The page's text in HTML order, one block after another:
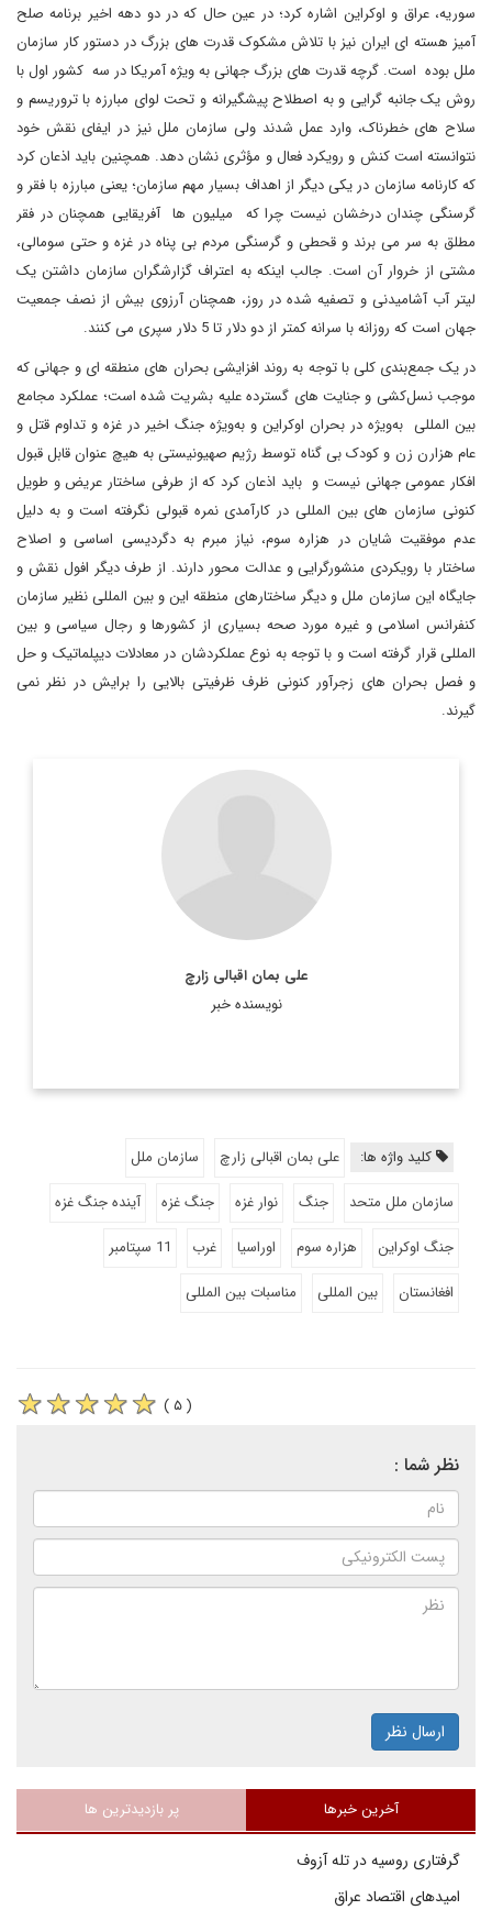
سوریه، عراق و اوکراین اشاره کرد؛ در عین حال که در دو دهه اخیر برنامه صلح
آمیز هسته ای ایران نیز با تلاش مشکوک قدرت های بزرگ در دستور کار سازمان
ملل بوده است. گرچه قدرت های بزرگ جهانی به ویژه آمریکا در سه کشور اول با
روش یک جانبه گرایی و به اصطلاح پیشگیرانه و تحت لوای مبارزه با تروریسم و
سلاح های خطرناک، وارد عمل شدند ولی سازمان ملل نیز در ایفای نقش خود
نتوانسته است کنش و رویکرد فعال و مؤثری نشان دهد. همچنین باید اذعان کرد
که کارنامه سازمان در یکی دیگر از اهداف بسیار مهم سازمان؛ یعنی مبارزه با فقر و
گرسنگی چندان درخشان نیست چرا که میلیون ها آفریقایی همچنان در فقر
مطلق به سر می برند و قحطی و گرسنگی مردم بی پناه در غزه و حتی سومالی،
مشتی از خروار آن است. جالب اینکه به اعتراف گزارشگران سازمان داشتن یک
لیتر آب آشامیدنی و تصفیه شده در روز، همچنان آرزوی بیش از نصف جمعیت
جهان است که روزانه با سرانه کمتر از دو دلار تا 5 دلار سپری می کنند.
در یک جمع‌بندی کلی با توجه به روند افزایشی بحران های منطقه ای و جهانی که
موجب نسل‌کشی و جنایت های گسترده علیه بشریت شده است؛ عملکرد مجامع
بین المللی به‌ویژه در بحران اوکراین و به‌ویژه جنگ اخیر در غزه و تداوم قتل و
عام هزارن زن و کودک بی گناه توسط رژیم صهیونیستی به هیچ عنوان قابل قبول
افکار عمومی جهانی نیست و باید اذعان کرد که از طرفی ساختار عریض و طویل
کنونی سازمان های بین المللی در کارآمدی نمره قبولی نگرفته است و به دلیل
عدم موفقیت شایان در هزاره سوم، نیاز مبرم به دگردیسی اساسی و اصلاح
ساختار با رویکردی منشورگرایی و عدالت محور دارند. از طرف دیگر افول نقش و
جایگاه این سازمان ملل و دیگر ساختارهای منطقه این و بین المللی نظیر سازمان
کنفرانس اسلامی و غیره مورد صحه بسیاری از کشورها و رجال سیاسی و بین
المللی قرار گرفته است و با توجه به نوع عملکردشان در معادلات دیپلماتیک و حل
و فصل بحران های زجرآور کنونی ظرف ظرفیتی بالایی را برایش در نظر نمی
گیرند.
علی بمان اقبالی زارچ
نویسنده خبر
دیپلمات و کارشناس ارشد یورآسیا
کلید واژه ها: علی بمان اقبالی زارچ
سازمان ملل
سازمان ملل متحد
جنگ نوار غزه جنگ غزه
آینده جنگ غزه
جنگ اوکراین
هزاره سوم اوراسیا غرب
11 سپتامبر
افغانستان
بین المللی مناسبات بین المللی
( ۵ )
نظر شما :
ارسال نظر
آخرین خبرها پر بازدیدترین ها
گرفتاری روسیه در تله آزوف
امیدهای اقتصاد عراق